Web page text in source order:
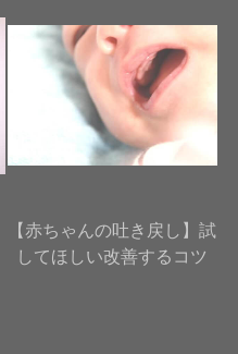
【赤ちゃんの吐き戻し】試
してほしい改善するコツ